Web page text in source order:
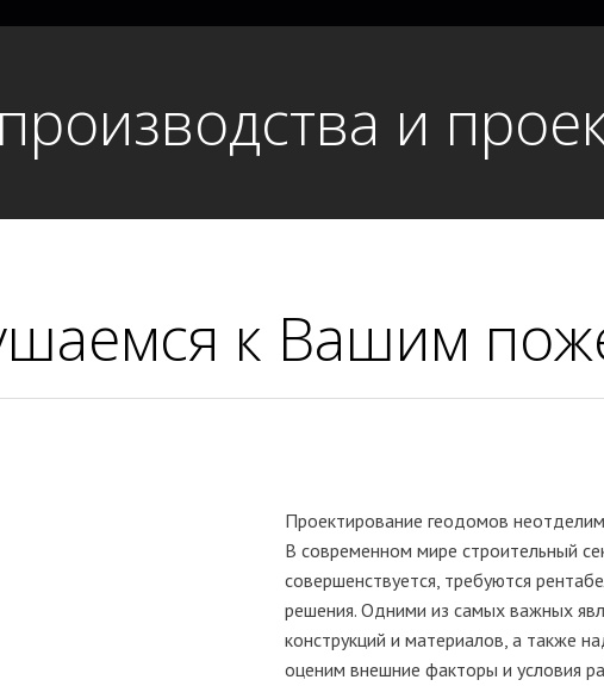
и
к Вашим
Проектирование геодомов
В современном мире строительный
совершенствуется, требуются
решения. Одними из самых важных
конструкций и материалов, а также
оценим внешние факторы и условия